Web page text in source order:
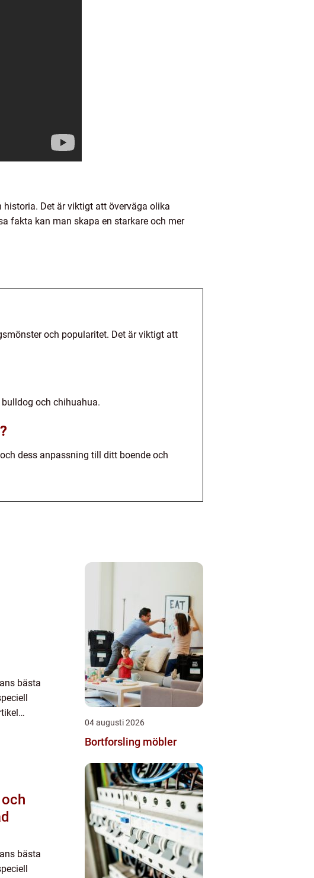
Det är viktigt att överväga olika
fakta kan man skapa en starkare och mer
och popularitet. Det är viktigt att
bulldog och chihuahua.
dess anpassning till ditt boende och
bästa
bästa
04 augusti 2026
Bortforsling möbler